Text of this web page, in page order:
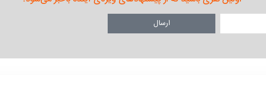
ارسال